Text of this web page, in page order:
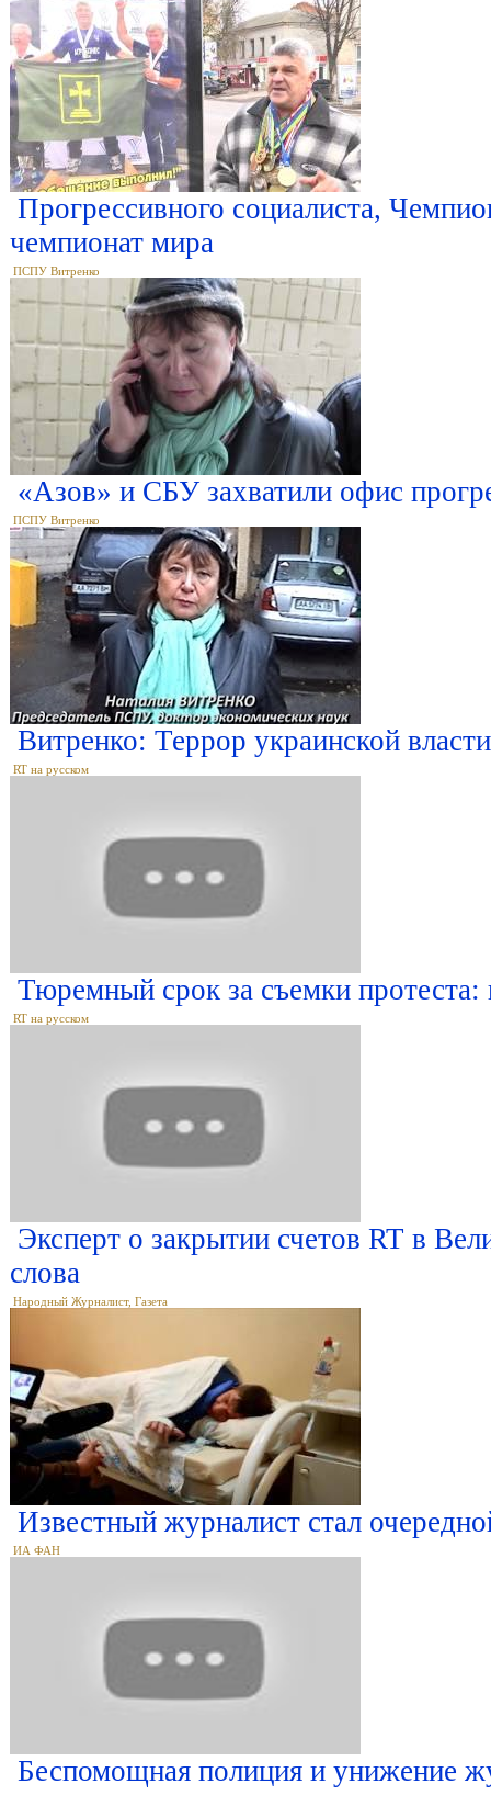
Прогрессивного социалиста,
чемпионат мира
ПСПУ Витренко
«Азов» и СБУ захватили офис
ПСПУ Витренко
Витренко: Террор украинской
RT на русском
Тюремный срок за съемки
RT на русском
Эксперт о закрытии счетов RT в
слова
Народный Журналист, Газета
Известный журналист стал
ИА ФАН
Беспомощная полиция и унижение